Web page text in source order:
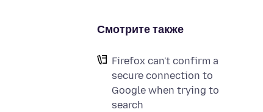
Смотрите также
Firefox can't confirm a
secure connection to
Google when trying to
search